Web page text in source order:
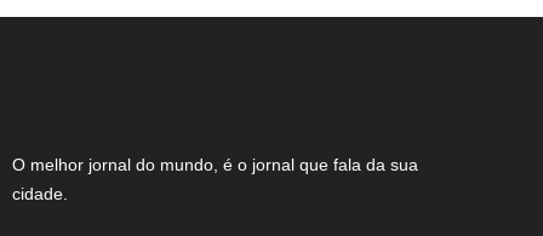
O melhor jornal do mundo, é o jornal que fala da sua
cidade.